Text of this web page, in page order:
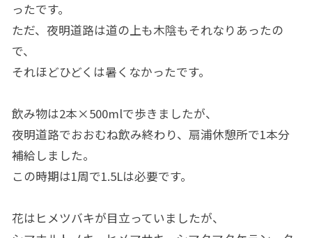
ったです。
ただ、夜明道路は道の上も木陰もそれなりあったの
で、
それほどひどくは暑くなかったです。
飲み物は2本×500mlで歩きましたが、
夜明道路でおおむね飲み終わり、扇浦休憩所で1本分
補給しました。
この時期は1周で1.5Lは必要です。
花はヒメツバキが目立っていましたが、